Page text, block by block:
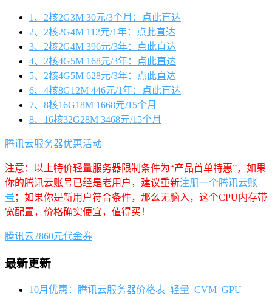
1、2核2G3M 30元/3个月：点此直达
2、2核2G4M 112元/1年：点此直达
3、2核2G4M 396元/3年：点此直达
4、2核4G5M 168元/3年：点此直达
5、2核4G5M 628元/3年：点此直达
6、4核8G12M 446元/1年：点此直达
7、8核16G18M 1668元/15个月
8、16核32G28M 3468元/15个月
腾讯云服务器优惠活动
注意：以上特价轻量服务器限制条件为“产品首单特惠”，如果
你的腾讯云账号已经是老用户，建议重新注册一个腾讯云账
号 ；如果你是新用户符合条件，那么无脑入，这个CPU内存带
宽配置，价格确实便宜，值得买！
腾讯云2860元代金券
最新更新
10月优惠：腾讯云服务器价格表_轻量_CVM_GPU